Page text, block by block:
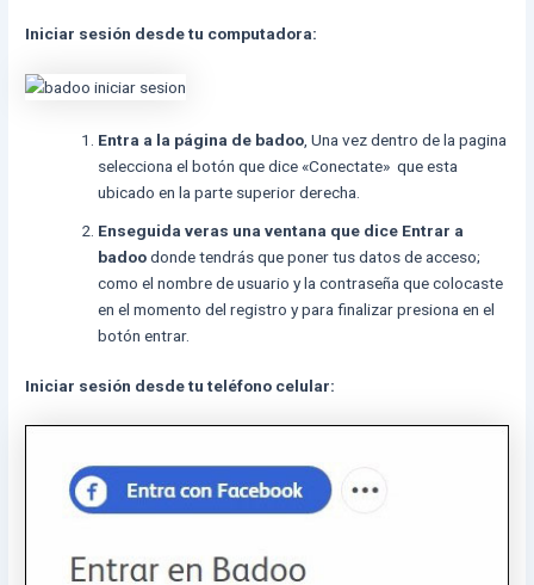
Iniciar sesión desde tu computadora:
Entra a la página de badoo , Una vez dentro de la pagina
selecciona el botón que dice «Conectate» que esta
ubicado en la parte superior derecha.
Enseguida veras una ventana que dice Entrar a
badoodonde tendrás que poner tus datos de acceso;
como el nombre de usuario y la contraseña que colocaste
en el momento del registro y para finalizar presiona en el
botón entrar.
Iniciar sesión desde tu teléfono celular: